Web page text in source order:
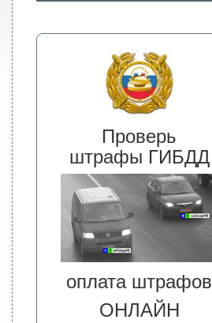
Проверь
штрафы ГИБДД
оплата штрафов
ОНЛАЙН